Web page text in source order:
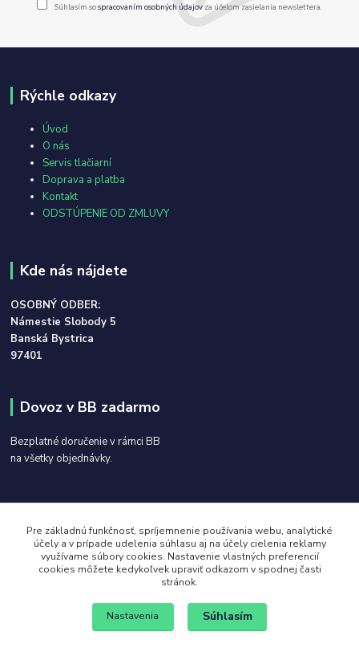
Súhlasím sospracovaním osobných údajov za účelom zasielania newslettera.
Rýchle odkazy
Úvod
O nás
Servis tlačiarní
Doprava a platba
Kontakt
ODSTÚPENIE OD ZMLUVY
Kde nás nájdete
OSOBNÝ ODBER:
Námestie Slobody 5
Banská Bystrica
97401
Dovoz v BB zadarmo
Bezplatné doručenie v rámci BB
na všetky objednávky.
0907 212 885
Pre základnú funkčnosť, spríjemnenie používania webu, analytické
účely a v prípade udelenia súhlasu aj na účely cielenia reklamy
využívame súbory cookies. Nastavenie vlastných preferencií
cookies môžete kedykoľvek upraviť odkazom v spodnej časti
stránok.
Nastavenia Súhlasím